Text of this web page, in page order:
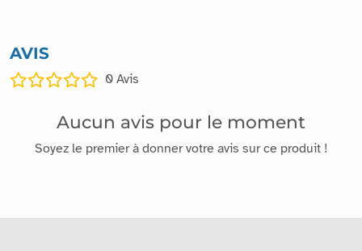
AVIS
0 Avis
Aucun avis pour le moment
Soyez le premier à donner votre avis sur ce produit !